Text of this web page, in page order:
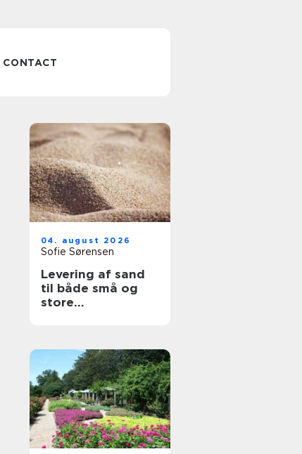
CONTACT
04. august 2026
Sofie Sørensen
Levering af sand
til både små og
store